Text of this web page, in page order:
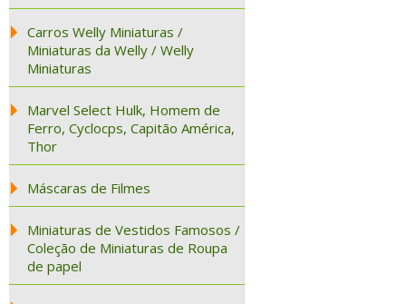
Carros Welly Miniaturas /
Miniaturas da Welly / Welly
Miniaturas
Marvel Select Hulk, Homem de
Ferro, Cyclocps, Capitão América,
Thor
Máscaras de Filmes
Miniaturas de Vestidos Famosos /
Coleção de Miniaturas de Roupa
de papel